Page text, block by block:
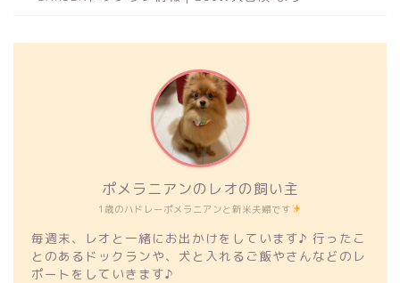
1歳のハドレーポメラニアンと新米夫婦です
ポメラニアンのレオの飼い主
毎週末、レオと一緒にお出かけをしています♪ 行ったこ
とのあるドックランや、犬と入れるご飯やさんなどのレ
ポートをしていきます♪